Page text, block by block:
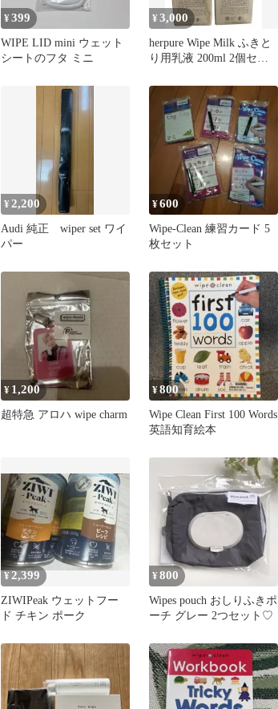
¥399
WIPE LID mini ウェット
シートのフタ ミニ
¥3,000
herpure Wipe Milk ふきと
り用乳液 200ml 2個セッ
¥ 2,200
Audi 純正 wiper set ワイ
パー
¥600
Wipe-Clean 練習カード 5
枚セット
¥ 1,200
超特急 アロハ wipe charm
¥800
Wipe Clean First 100 Words
英語知育絵本
¥2,399
ZIWIPeak ウェットフー
ド チキン ポーク
¥800
Wipes pouch おしりふきポ
ーチ グレー 2つセット♡